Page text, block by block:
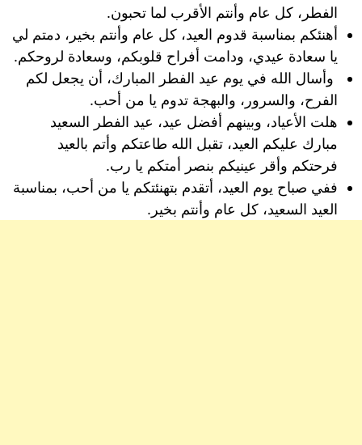
الفطر، كل عام وأنتم الأقرب لما تحبون.
أهنئكم بمناسبة قدوم العيد، كل عام وأنتم بخير، دمتم لي
يا سعادة عيدي، ودامت أفراح قلوبكم، وسعادة لروحكم.
وأسال الله في يوم عيد الفطر المبارك، أن يجعل لكم
الفرح، والسرور، والبهجة تدوم يا من أحب.
هلت الأعياد، وبينهم أفضل عيد، عيد الفطر السعيد
مبارك عليكم العيد، تقبل الله طاعتكم وأتم بالعيد
فرحتكم وأقر عينيكم بنصر أمتكم يا رب.
ففي صباح يوم العيد، أتقدم بتهنئتكم يا من أحب، بمناسبة
العيد السعيد، كل عام وأنتم بخير.